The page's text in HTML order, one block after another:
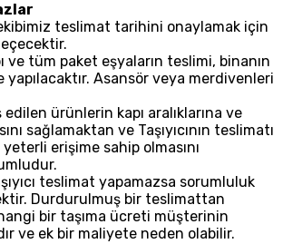
teslimat tarihini onaylamak için
ve tüm paket eşyaların teslimi, binanın
Asansör veya merdivenleri
ürünlerin kapı aralıklarına ve
sağlamaktan ve Taşıyıcının teslimatı
erişime sahip olmasını
teslimat yapamazsa sorumluluk
Durdurulmuş bir teslimattan
bir taşıma ücreti müşterinin
ve ek bir maliyete neden olabilir.